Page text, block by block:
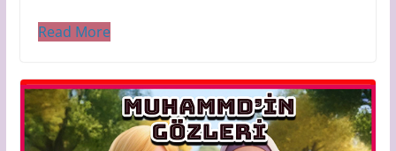
Read More